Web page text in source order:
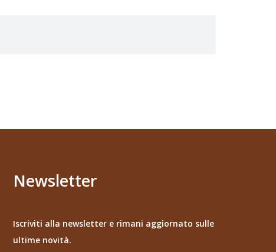
Newsletter
Iscriviti alla newsletter e rimani aggiornato sulle
ultime novità.